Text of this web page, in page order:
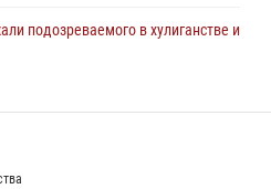
подозреваемого в хулиганстве и
в ведомственные вузы